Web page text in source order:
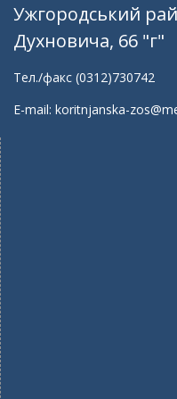
Ужгородський
Духновича, 66 "г"
Тел./факс (0312)730742
E-mail: koritnjanska-